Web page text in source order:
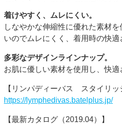
着けやすく、ムレにくい。
しなやかな伸縮性に優れた素材
いのでムレにくく、着用時の快適
多彩なデザインラインナップ。
お肌に優しい素材を使用し、快適
【リンパディーバス スタイリッ
https://lymphedivas.batelplus.jp/
【最新カタログ（2019.04）】